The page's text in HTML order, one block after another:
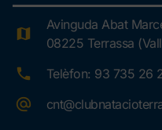
Avinguda Abat
08225 Terrassa
Telèfon: 93 735 26